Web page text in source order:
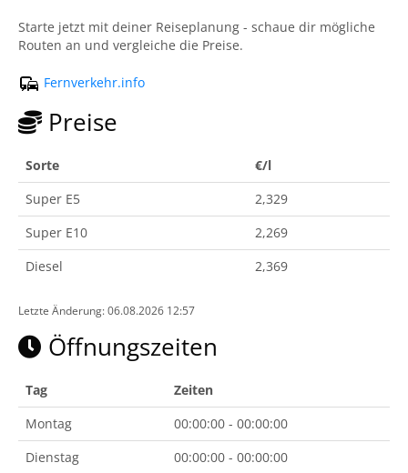
Starte jetzt mit deiner Reiseplanung - schaue dir mögliche
Routen an und vergleiche die Preise.
Fernverkehr.info
Preise
Sorte
€/l
Super E5
2,329
Super E10
2,269
Diesel
2,369
Letzte Änderung: 06.08.2026 12:57
Öffnungszeiten
Tag
Zeiten
Montag
00:00:00 - 00:00:00
Dienstag
00:00:00 - 00:00:00